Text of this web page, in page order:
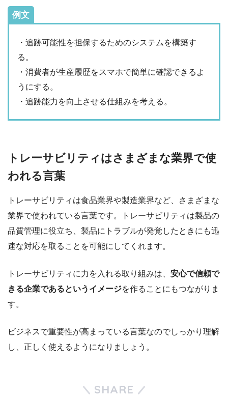
例文
・追跡可能性を担保するためのシステムを構築す
る。
・消費者が生産履歴をスマホで簡単に確認できるよ
うにする。
・追跡能力を向上させる仕組みを考える。
トレーサビリティはさまざまな業界で使
われる言葉
トレーサビリティは食品業界や製造業界など、さまざまな
業界で使われている言葉です。トレーサビリティは製品の
品質管理に役立ち、製品にトラブルが発覚したときにも迅
速な対応を取ることを可能にしてくれます。
トレーサビリティに力を入れる取り組みは、 安心で信頼で
きる企業であるというイメージを作ることにもつながりま
す。
ビジネスで重要性が高まっている言葉なのでしっかり理解
し、正しく使えるようになりましょう。
SHARE